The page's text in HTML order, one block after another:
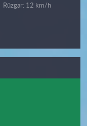
Rüzgar: 12 km/h